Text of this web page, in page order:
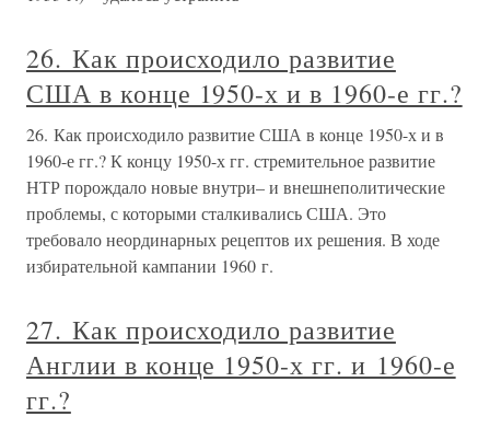
26. Как происходило развитие
США в конце 1950-х и в 1960-е гг.?
26. Как происходило развитие США в конце 1950-х и в
1960-е гг.? К концу 1950-х гг. стремительное развитие
НТР порождало новые внутри– и внешнеполитические
проблемы, с которыми сталкивались США. Это
требовало неординарных рецептов их решения. В ходе
избирательной кампании 1960 г.
27. Как происходило развитие
Англии в конце 1950-х гг. и 1960-е
гг.?